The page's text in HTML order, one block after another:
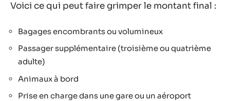
Voici ce qui peut faire grimper le montant final :
Bagages encombrants ou volumineux
Passager supplémentaire (troisième ou quatrième
adulte)
Animaux à bord
Prise en charge dans une gare ou un aéroport